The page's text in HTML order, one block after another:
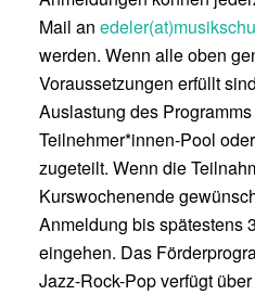
Mail an
werden. Wenn alle oben
Voraussetzungen erfüllt
Auslastung des
Teilnehmer*innen-Pool
zugeteilt. Wenn die
Kurswochenende
Anmeldung bis spätestens
eingehen. Das
Jazz-Rock-Pop verfügt